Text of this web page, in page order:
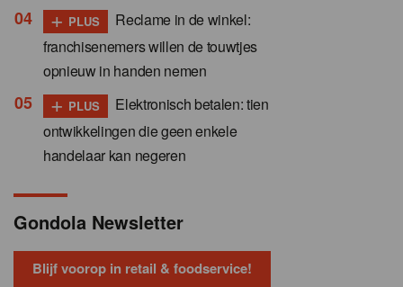
+ PLUS
Reclame in de winkel:
franchisenemers willen de touwtjes
opnieuw in handen nemen
+ PLUS
Elektronisch betalen: tien
ontwikkelingen die geen enkele
handelaar kan negeren
Gondola Newsletter
Blijf voorop in retail & foodservice!